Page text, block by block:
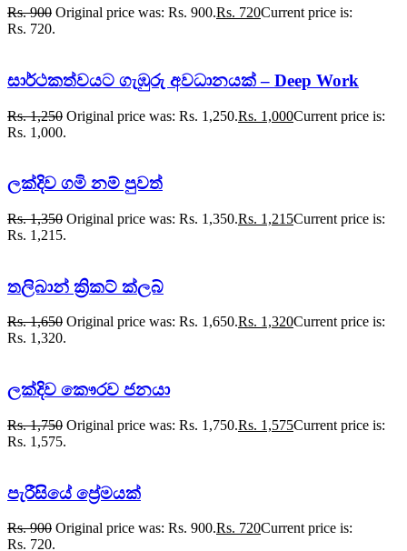
Rs.900 Original price was: Rs. 900.Rs. 720Current price is:
Rs. 720.
සාර්ථකත්වයට ගැඹුරු අවධානයක් – Deep Work
Rs.1,250 Original price was: Rs. 1,250.Rs. 1,000Current price is:
Rs. 1,000.
ලක්දිව ගමි නම් පුවත්
Rs.1,350 Original price was: Rs. 1,350.Rs. 1,215Current price is:
Rs. 1,215.
තලිබාන් ක්‍රිකට් ක්ලබ්
Rs.1,650 Original price was: Rs. 1,650.Rs. 1,320Current price is:
Rs. 1,320.
ලක්දිව කෞරව ජනයා
Rs.1,750 Original price was: Rs. 1,750.Rs. 1,575Current price is:
Rs. 1,575.
පැරීසියේ ප්‍රේමයක්
Rs.900 Original price was: Rs. 900.Rs. 720Current price is:
Rs. 720.